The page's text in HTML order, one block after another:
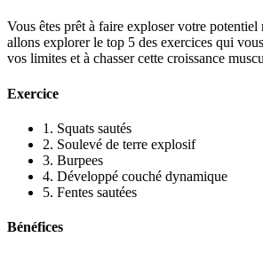
Vous êtes prêt à faire exploser votre
allons explorer le top 5 des exercices qui
vos limites et à chasser cette croissance
Exercice
1. Squats sautés
2. Soulevé de terre explosif
3. Burpees
4. Développé couché dynamique
5. Fentes sautées
Bénéfices